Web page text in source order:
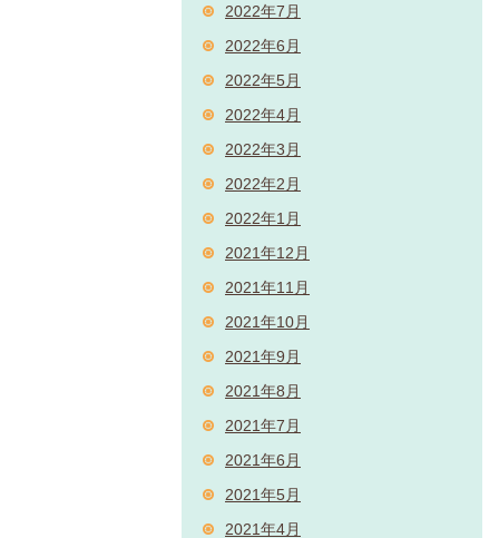
2022年7月
2022年6月
2022年5月
2022年4月
2022年3月
2022年2月
2022年1月
2021年12月
2021年11月
2021年10月
2021年9月
2021年8月
2021年7月
2021年6月
2021年5月
2021年4月